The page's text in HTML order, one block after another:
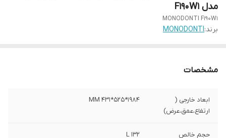
مدل F190W1
MONODONTI F190W1
برند:MONODONTI
مشخصات
ابعاد خارجی (
ارتفاع،عمق،عرض)
1984*525*431 MM
حجم خالص ۱۳۲ L